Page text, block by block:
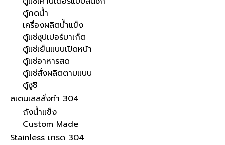
ตู้กดน้ำ
เครื่องผลิตน้ำแข็ง
ตู้แช่ซุปเปอร์มาเก็ต
ตู้แช่เย็นแบบเปิดหน้า
ตู้แช่อาหารสด
ตู้แช่สั่งผลิตตามแบบ
ตู้ซูชิ
สเตนเลสสั่งทำ 304
ถังน้ำแข็ง
Custom Made
Stainless เกรด 304